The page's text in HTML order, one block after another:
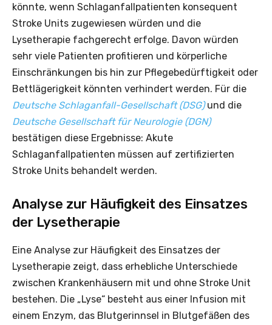
könnte, wenn Schlaganfallpatienten konsequent
Stroke Units zugewiesen würden und die
Lysetherapie fachgerecht erfolge. Davon würden
sehr viele Patienten profitieren und körperliche
Einschränkungen bis hin zur Pflegebedürftigkeit oder
Bettlägerigkeit könnten verhindert werden. Für die
Deutsche Schlaganfall-Gesellschaft (DSG) und die
Deutsche Gesellschaft für Neurologie (DGN)
bestätigen diese Ergebnisse: Akute
Schlaganfallpatienten müssen auf zertifizierten
Stroke Units behandelt werden.
Analyse zur Häufigkeit des Einsatzes
der Lysetherapie
Eine Analyse zur Häufigkeit des Einsatzes der
Lysetherapie zeigt, dass erhebliche Unterschiede
zwischen Krankenhäusern mit und ohne Stroke Unit
bestehen. Die „Lyse“ besteht aus einer Infusion mit
einem Enzym, das Blutgerinnsel in Blutgefäßen des